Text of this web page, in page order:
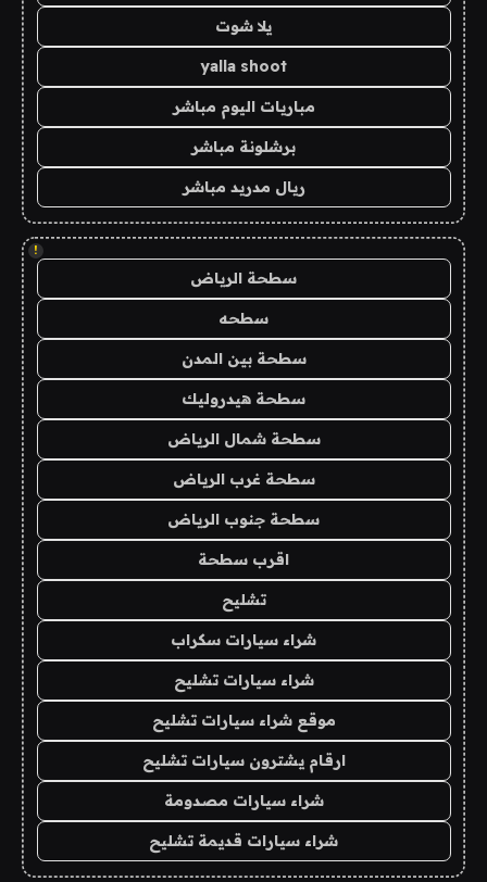
يلا شوت
yalla shoot
مباريات اليوم مباشر
برشلونة مباشر
ريال مدريد مباشر
!
سطحة الرياض
سطحه
سطحة بين المدن
سطحة هيدروليك
سطحة شمال الرياض
سطحة غرب الرياض
سطحة جنوب الرياض
اقرب سطحة
تشليح
شراء سيارات سكراب
شراء سيارات تشليح
موقع شراء سيارات تشليح
ارقام يشترون سيارات تشليح
شراء سيارات مصدومة
شراء سيارات قديمة تشليح